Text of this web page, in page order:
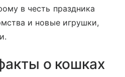
в честь праздника
и новые игрушки,
о кошках